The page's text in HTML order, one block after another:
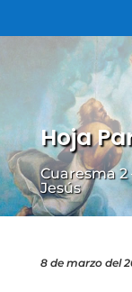
Hoja
Cuaresma 2
Jesús
8 de marzo del